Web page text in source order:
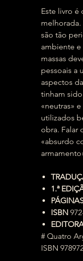
Este livro é
são tão
ambiente
massas
pessoais a
aspectos
tinham
«neutras»
utilizados
obra. Falar
«absurdo
1.ª
ISBN
# Quatro
ISBN